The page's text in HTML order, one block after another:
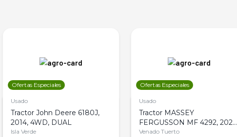
Ofertas Especiales
Usado
Tractor John Deere 6180J,
2014, 4WD, DUAL
Isla Verde
Ofertas Especiales
Usado
Tractor MASSEY
FERGUSSON MF 4292, 2020,
4WD, PATON
Venado Tuerto